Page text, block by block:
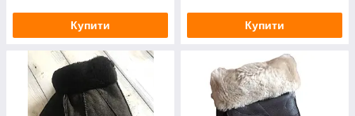
Купити Купити